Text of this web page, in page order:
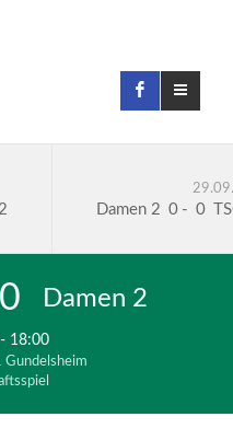
Damen 2 0 - 0
0 Damen 2
18:00